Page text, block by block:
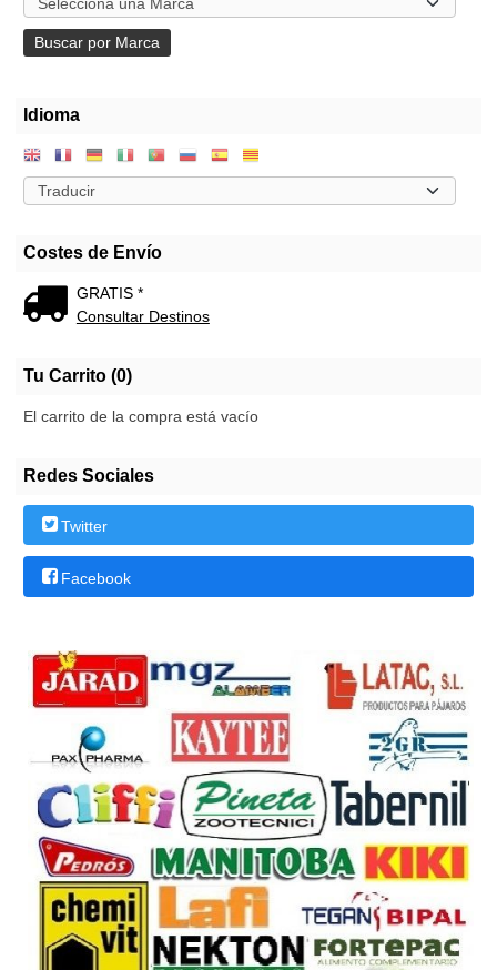
Idioma
Costes de Envío
GRATIS *
Consultar Destinos
Tu Carrito (0)
El carrito de la compra está vacío
Redes Sociales
Twitter
Facebook